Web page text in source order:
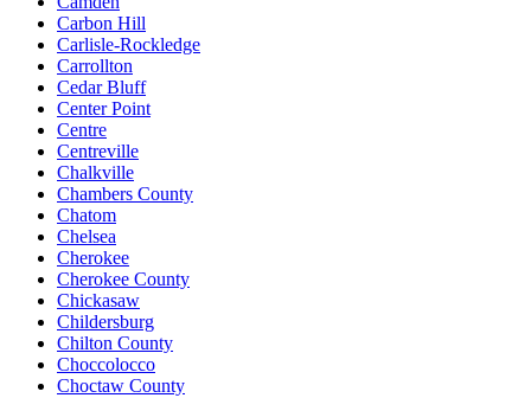
Carbon Hill
Carlisle-Rockledge
Carrollton
Cedar Bluff
Center Point
Centre
Centreville
Chalkville
Chambers County
Chatom
Chelsea
Cherokee
Cherokee County
Chickasaw
Childersburg
Chilton County
Choccolocco
Choctaw County